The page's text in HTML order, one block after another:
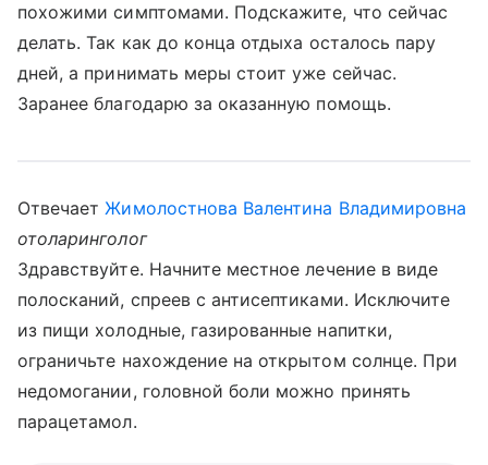
похожими симптомами. Подскажите, что сейчас
делать. Так как до конца отдыха осталось пару
дней, а принимать меры стоит уже сейчас.
Заранее благодарю за оказанную помощь.
ОтвечаетЖимолостнова Валентина Владимировна
отоларинголог
Здравствуйте. Начните местное лечение в виде
полосканий, спреев с антисептиками. Исключите
из пищи холодные, газированные напитки,
ограничьте нахождение на открытом солнце. При
недомогании, головной боли можно принять
парацетамол.